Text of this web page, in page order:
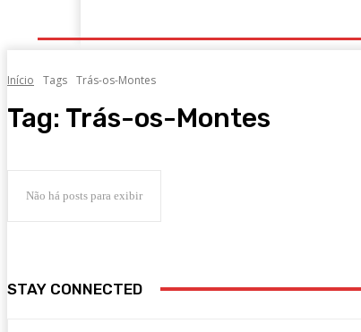
Início Tags Trás-os-Montes
Tag: Trás-os-Montes
Não há posts para exibir
STAY CONNECTED